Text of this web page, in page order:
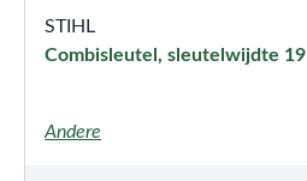
STIHL
Combisleutel, sleutelwijdte 19
Andere